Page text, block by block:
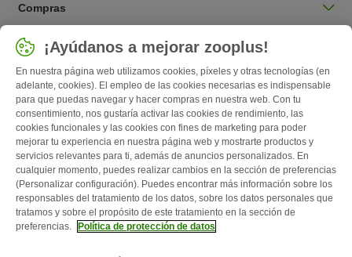
Compras
Seleccionar país
España / ES
Follow zooplus
¡Ayúdanos a mejorar zooplus!
En nuestra página web utilizamos cookies, píxeles y otras tecnologías (en
adelante, cookies). El empleo de las cookies necesarias es indispensable
para que puedas navegar y hacer compras en nuestra web. Con tu
consentimiento, nos gustaría activar las cookies de rendimiento, las
cookies funcionales y las cookies con fines de marketing para poder
mejorar tu experiencia en nuestra página web y mostrarte productos y
servicios relevantes para ti, además de anuncios personalizados. En
cualquier momento, puedes realizar cambios en la sección de preferencias
(Personalizar configuración). Puedes encontrar más información sobre los
responsables del tratamiento de los datos, sobre los datos personales que
tratamos y sobre el propósito de este tratamiento en la sección de
preferencias.
Política de protección de datos